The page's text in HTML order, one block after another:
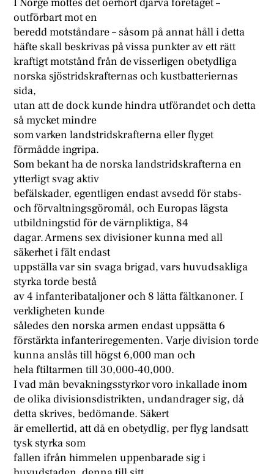
I Norge möttes det oerhört djärva företaget –
outförbart mot en
beredd motståndare – såsom på annat håll i detta
häfte skall beskrivas på vissa punkter av ett rätt
kraftigt motstånd från de visserligen obetydliga
norska sjöstridskrafternas och kustbatteriernas
sida,
utan att de dock kunde hindra utförandet och detta
så mycket mindre
som varken landstridskrafterna eller flyget
förmådde ingripa.
Som bekant ha de norska landstridskrafterna en
ytterligt svag aktiv
befälskader, egentligen endast avsedd för stabs-
och förvaltningsgöromål, och Europas lägsta
utbildningstid för de värnpliktiga, 84
dagar. Armens sex divisioner kunna med all
säkerhet i fält endast
uppställa var sin svaga brigad, vars huvudsakliga
styrka torde bestå
av 4 infanteribataljoner och 8 lätta fältkanoner. I
verkligheten kunde
således den norska armen endast uppsätta 6
förstärkta infanteriregementen. Varje division torde
kunna anslås till högst 6,000 man och
hela ftiltarmen till 30,000-40,000.
I vad mån bevakningsstyrkor voro inkallade inom
de olika divisionsdistrikten, undandrager sig, då
detta skrives, bedömande. Säkert
är emellertid, att då en obetydlig, per flyg landsatt
tysk styrka som
fallen ifrån himmelen uppenbarade sig i